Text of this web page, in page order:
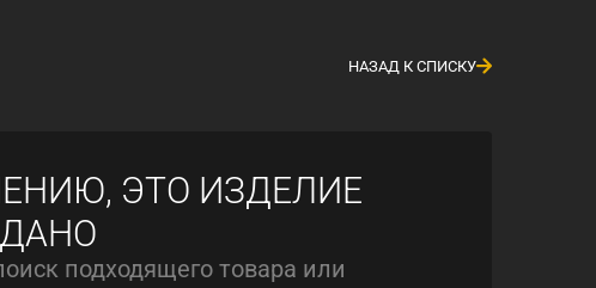
НАЗАД К СПИСКУ
ЭТО ИЗДЕЛИЕ
подходящего товара или